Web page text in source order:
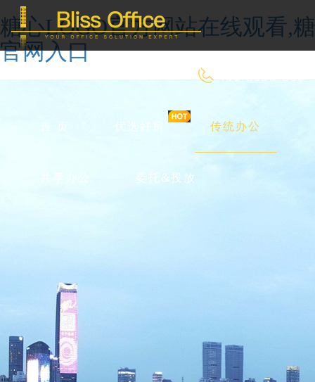
糖心LOGO官方网站在线观看,
官网入口
400-8090-660
首 页 优选好房 传统办公
委托&投放